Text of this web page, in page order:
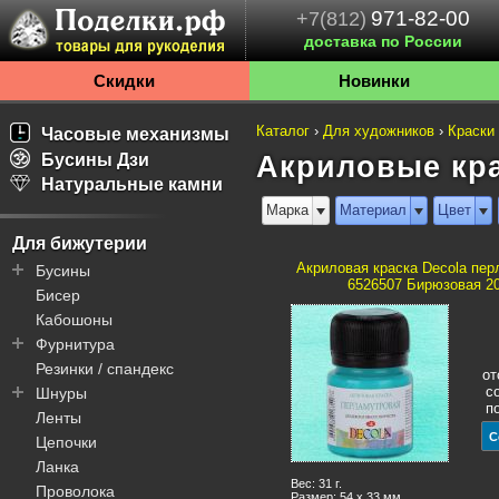
Скидки Новинки
Часовые механизмы
Бусины Дзи
Натуральные камни
Для бижутерии
Бусины
Бали
Дзи
Пандора
Шамбала
Декоративные элементы
Литье
Основы
Соединительные
Бисер
Кабошоны
Фурнитура
Колье / чокеры
Швензы / пуссеты
Колечки
Подвески
Клипсы
Замочки / карабины
Резинки / спандекс
Шнуры
Пандора
Вощеные
Для телефонов
Комбинированные
Ленты
Цепочки
Ланка
Проволока
Каталог › Для художников › Краски
Акриловые
Марка Материал Цвет
Акриловая краска Decola
6526507 Бирюзовая
Вес: 31 г.
+7(812) 971-82-00
доставка по России